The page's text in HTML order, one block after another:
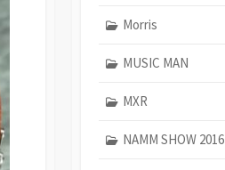
Morris
MUSIC MAN
MXR
NAMM SHOW 2016